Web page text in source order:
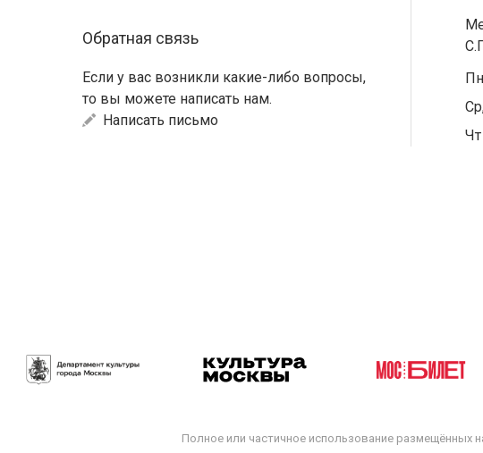
Обратная связь
Если у вас возникли какие-либо вопросы,
то вы можете написать нам.
Написать письмо
Чт
Полное или частичное использование размещённых